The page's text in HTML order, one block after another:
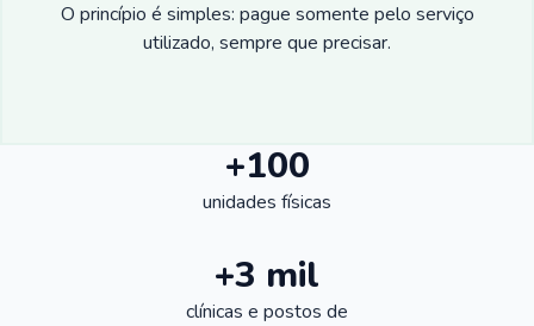
O princípio é simples: pague somente pelo serviço
utilizado, sempre que precisar.
+100
unidades físicas
+3 mil
clínicas e postos de